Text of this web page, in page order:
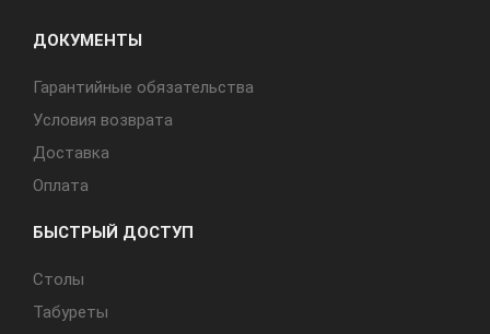
ДОКУМЕНТЫ
Гарантийные обязательства
Условия возврата
Доставка
Оплата
БЫСТРЫЙ ДОСТУП
Cтолы
Табуреты